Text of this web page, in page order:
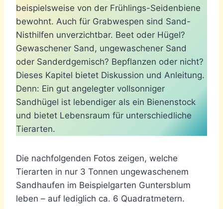
beispielsweise von der Frühlings-Seidenbiene
bewohnt. Auch für Grabwespen sind Sand-
Nisthilfen unverzichtbar. Beet oder Hügel?
Gewaschener Sand, ungewaschener Sand
oder Sanderdgemisch? Bepflanzen oder nicht?
Dieses Kapitel bietet Diskussion und Anleitung.
Denn: Ein gut angelegter vollsonniger
Sandhügel ist lebendiger als ein Bienenstock
und bietet Lebensraum für unterschiedliche
Tierarten.
Die nachfolgenden Fotos zeigen, welche
Tierarten in nur 3 Tonnen ungewaschenem
Sandhaufen im Beispielgarten Guntersblum
leben – auf lediglich ca. 6 Quadratmetern.